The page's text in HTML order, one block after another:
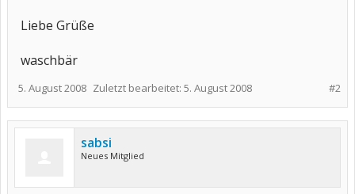
Liebe Grüße
waschbär
#2
5. August 2008 Zuletzt bearbeitet: 5. August 2008
sabsi
Neues Mitglied